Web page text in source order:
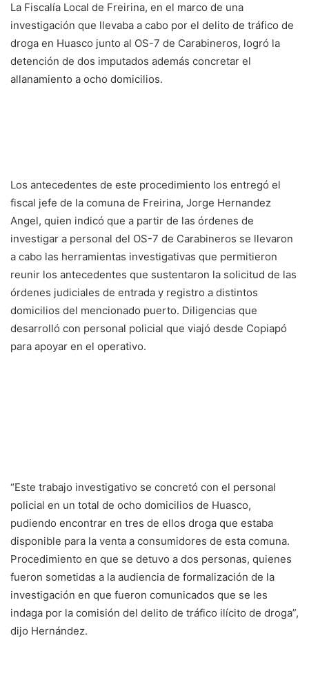
La Fiscalía Local de Freirina, en el marco de una
investigación que llevaba a cabo por el delito de tráfico de
droga en Huasco junto al OS-7 de Carabineros, logró la
detención de dos imputados además concretar el
allanamiento a ocho domicilios.
Los antecedentes de este procedimiento los entregó el
fiscal jefe de la comuna de Freirina, Jorge Hernandez
Angel, quien indicó que a partir de las órdenes de
investigar a personal del OS-7 de Carabineros se llevaron
a cabo las herramientas investigativas que permitieron
reunir los antecedentes que sustentaron la solicitud de las
órdenes judiciales de entrada y registro a distintos
domicilios del mencionado puerto. Diligencias que
desarrolló con personal policial que viajó desde Copiapó
para apoyar en el operativo.
“Este trabajo investigativo se concretó con el personal
policial en un total de ocho domicilios de Huasco,
pudiendo encontrar en tres de ellos droga que estaba
disponible para la venta a consumidores de esta comuna.
Procedimiento en que se detuvo a dos personas, quienes
fueron sometidas a la audiencia de formalización de la
investigación en que fueron comunicados que se les
indaga por la comisión del delito de tráfico ilícito de droga”,
dijo Hernández.